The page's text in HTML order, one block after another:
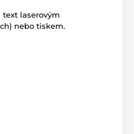
laserovým
nebo tiskem.